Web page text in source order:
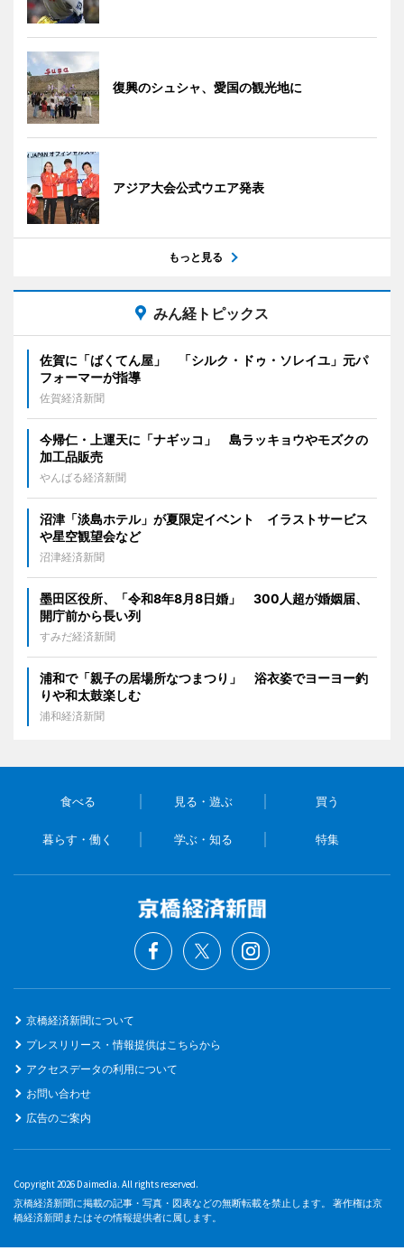
復興のシュシャ、愛国の観光地に
アジア大会公式ウエア発表
もっと見る
みん経トピックス
佐賀に「ばくてん屋」 「シルク・ドゥ・ソレイユ」元パ
フォーマーが指導
佐賀経済新聞
今帰仁・上運天に「ナギッコ」 島ラッキョウやモズクの
加工品販売
やんばる経済新聞
沼津「淡島ホテル」が夏限定イベント イラストサービス
や星空観望会など
沼津経済新聞
墨田区役所、「令和8年8月8日婚」 300人超が婚姻届、
開庁前から長い列
すみだ経済新聞
浦和で「親子の居場所なつまつり」 浴衣姿でヨーヨー釣
りや和太鼓楽しむ
浦和経済新聞
食べる 見る・遊ぶ 買う
暮らす・働く 学ぶ・知る 特集
京橋経済新聞について
プレスリリース・情報提供はこちらから
アクセスデータの利用について
お問い合わせ
広告のご案内
Copyright 2026 Daimedia. All rights reserved.
京橋経済新聞に掲載の記事・写真・図表などの無断転載を禁止します。 著作権は京
橋経済新聞またはその情報提供者に属します。